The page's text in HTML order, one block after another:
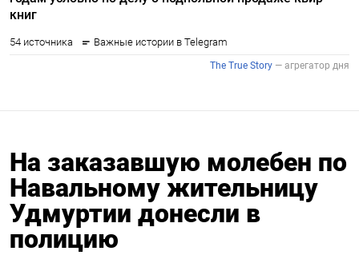
На заказавшую молебен по
Навальному жительницу
Удмуртии донесли в
полицию